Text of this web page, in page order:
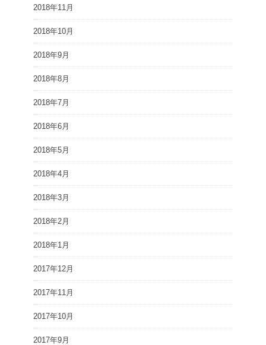
2018年11月
2018年10月
2018年9月
2018年8月
2018年7月
2018年6月
2018年5月
2018年4月
2018年3月
2018年2月
2018年1月
2017年12月
2017年11月
2017年10月
2017年9月